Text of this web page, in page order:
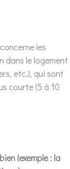
les
dans le logement
etc.), qui sont
courte (5 à 10
(exemple : la